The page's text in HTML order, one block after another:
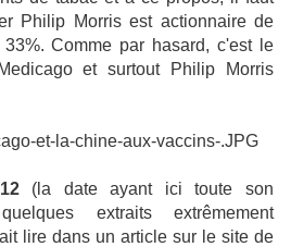
Philip Morris est actionnaire de
Comme par hasard, c'est le
et surtout Philip Morris
(la date ayant ici toute son
extraits extrêmement
lire dans un article sur le site de